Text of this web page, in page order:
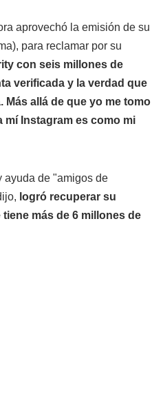
aprovechó la emisión de su
para reclamar por su
con seis millones de
verificada y la verdad que
allá de que yo me tomo
mí Instagram es como mi
ayuda de "amigos de
logró recuperar su
más de 6 millones de